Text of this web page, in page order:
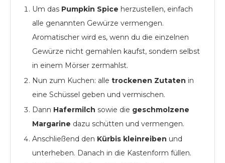
Um das Pumpkin Spice herzustellen, einfach
alle genannten Gewürze vermengen.
Aromatischer wird es, wenn du die einzelnen
Gewürze nicht gemahlen kaufst, sondern selbst
in einem Mörser zermahlst.
Nun zum Kuchen: alle trockenen Zutaten in
eine Schüssel geben und vermischen.
Dann Hafermilch sowie die geschmolzene
Margarine dazu schütten und vermengen.
Anschließend den Kürbis kleinreiben und
unterheben. Danach in die Kastenform füllen.